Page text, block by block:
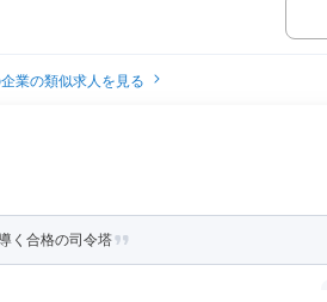
業の類似求人を見る
く合格の司令塔